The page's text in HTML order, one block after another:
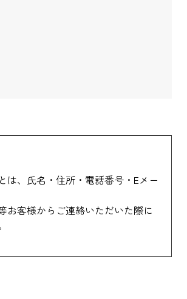
、氏名・住所・電話番号・Eメー
お客様からご連絡いただいた際に
に他の会社に業務の一部を委託